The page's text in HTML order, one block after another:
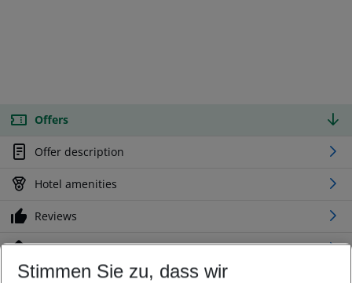
Offers
Offer description
Hotel amenities
Reviews
Location
Stimmen Sie zu, dass wir